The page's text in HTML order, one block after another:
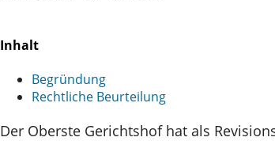
Inhalt
Begründung
Rechtliche Beurteilung
Der Oberste Gerichtshof hat als